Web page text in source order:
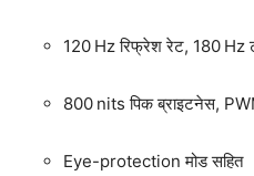
120 Hz रिफ्रेश रेट, 180 Hz
800 nits पिक ब्राइटनेस,
Eye-protection मोड सहित